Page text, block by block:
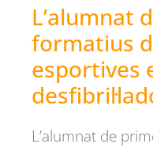
L’alumnat
formatius
esportives
L’alumnat de